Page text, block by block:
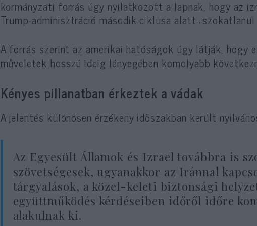
kormányzati forrás úgy nyilatkozott a lapnak, hogy az
Trump-adminisztráció második ciklusa alatt
A forrás szerint az amerikai hatóságok úgy látják, hogy
műveletek hosszú ideig lényegében komolyabb
Kényes pillanatban érkeztek a vádak
A jelentés különösen érzékeny időszakban került
Az Egyesült Államok és Izrael továbbra is
szövetségesek, ugyanakkor az Iránnal
tárgyalások, a közel-keleti biztonsági
együttműködés kérdéseiben időről időre
alakulnak ki.